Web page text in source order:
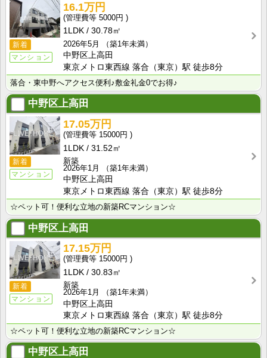
新着
マンション
16.1万円
5000円
1LDK
30.78㎡
2026年5月
（築1年未満）
中野区上高田
東京メトロ東西線 落合（東京）駅 徒歩8分
落合・東中野へアクセス便利♪敷金礼金0でお得♪
中野区上高田
新着
マンション
17.05万円
15000円
1LDK
31.52㎡
新築
2026年1月
（築1年未満）
中野区上高田
東京メトロ東西線 落合（東京）駅 徒歩8分
☆ペット可！便利な立地の新築RCマンション☆
中野区上高田
新着
マンション
17.15万円
15000円
1LDK
30.83㎡
新築
2026年1月
（築1年未満）
中野区上高田
東京メトロ東西線 落合（東京）駅 徒歩8分
☆ペット可！便利な立地の新築RCマンション☆
中野区上高田